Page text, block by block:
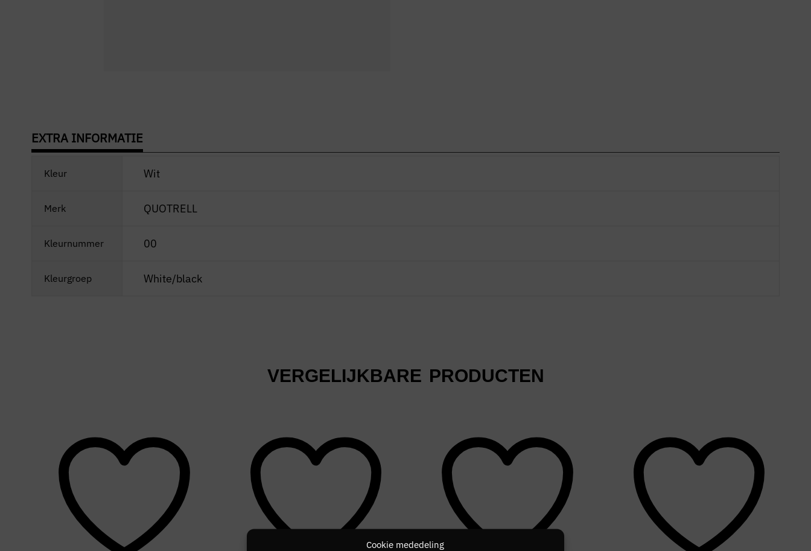
Cookie mededeling
EXTRA INFORMATIE
Kleur Wit
Merk QUOTRELL
Kleurnummer 00
Kleurgroep White/black
VERGELIJKBARE PRODUCTEN